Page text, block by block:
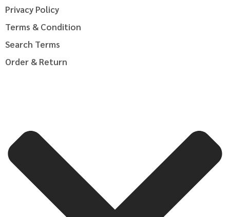
Privacy Policy
Terms & Condition
Search Terms
Order & Return